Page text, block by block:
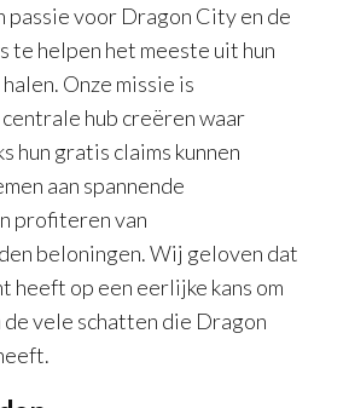
passie voor Dragon City en de
te helpen het meeste uit hun
Onze missie is
hub creëren waar
hun gratis claims kunnen
aan spannende
profiteren van
beloningen. Wij geloven dat
heeft op een eerlijke kans om
vele schatten die Dragon